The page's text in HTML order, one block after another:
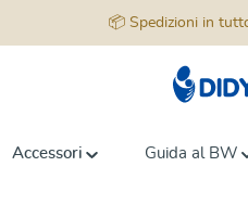
📦 Spedizioni in
Accessori Guida al BW